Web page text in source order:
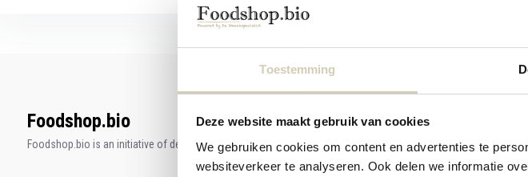
Toestemming
Deze website maakt gebruik van cookies
We gebruiken cookies om content en advertenties te
websiteverkeer te analyseren. Ook delen we informatie
Foodshop.bio
Foodshop.bio is an initiative of de Smaakspecialist
Contact details
Contact us